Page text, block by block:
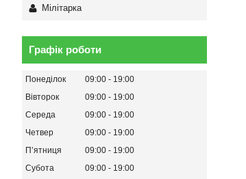
Мілітарка
Графік роботи
Понеділок 09:00
19:00
Вівторок
09:00
19:00
Середа
09:00
19:00
Четвер
09:00
19:00
Пʼятниця
09:00
19:00
Субота
09:00
19:00